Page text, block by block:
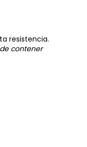
resistencia.
contener